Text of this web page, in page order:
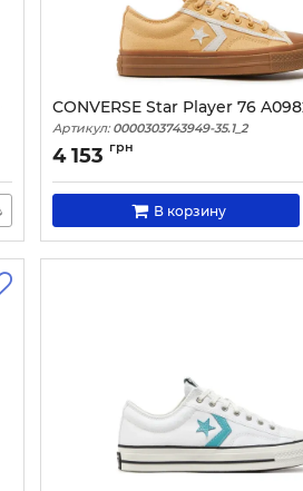
CONVERSE Star Player 76
Артикул: 0000303743949-35.1_2
4 153 грн
В корзину